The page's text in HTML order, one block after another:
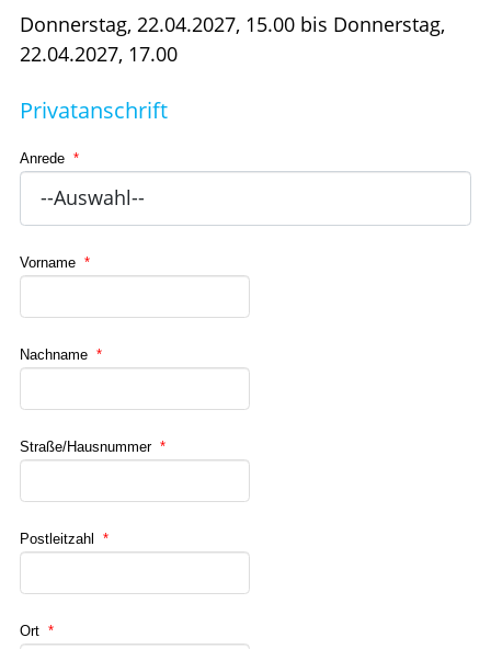
Donnerstag, 22.04.2027, 15.00 bis Donnerstag,
22.04.2027, 17.00
Privatanschrift
Anrede *
Vorname *
Nachname *
Straße/Hausnummer *
Postleitzahl *
Ort *